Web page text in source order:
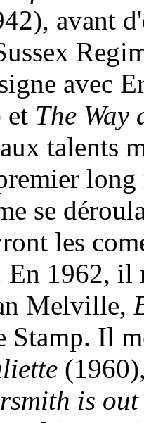
avant
avec
The Way
talents
se
les
En 1962, il
Melville,
Stamp. Il
is out